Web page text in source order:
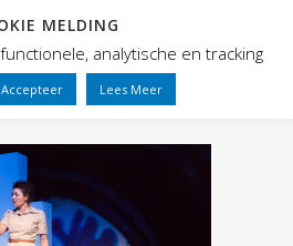
MELDING
analytische en tracking
Accepteer Lees Meer